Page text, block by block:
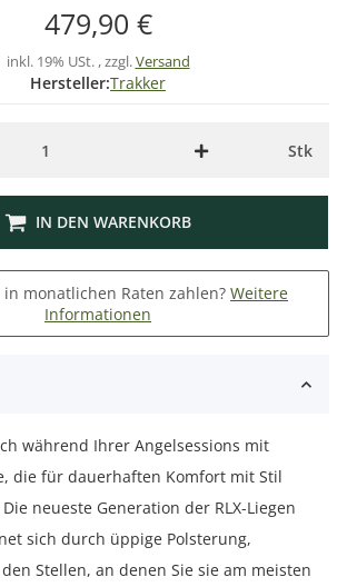
479,90 €
inkl. 19% USt. , zzgl.Versand
Hersteller:Trakker
Stk
IN DEN WARENKORB
monatlichen Raten zahlen? Weitere
Informationen
während Ihrer Angelsessions mit
die für dauerhaften Komfort mit Stil
neueste Generation der RLX-Liegen
sich durch üppige Polsterung,
Stellen, an denen Sie sie am meisten